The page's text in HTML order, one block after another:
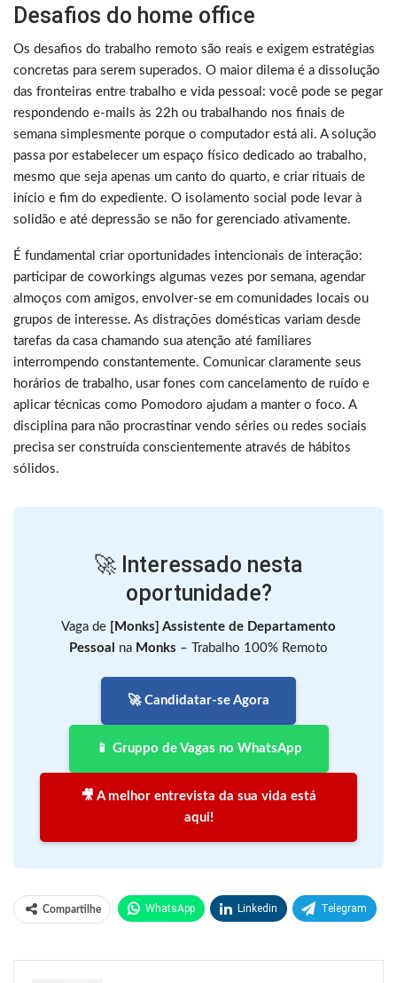
Desafios do home office
Os desafios do trabalho remoto são reais e exigem estratégias
concretas para serem superados. O maior dilema é a dissolução
das fronteiras entre trabalho e vida pessoal: você pode se pegar
respondendo e-mails às 22h ou trabalhando nos finais de
semana simplesmente porque o computador está ali. A solução
passa por estabelecer um espaço físico dedicado ao trabalho,
mesmo que seja apenas um canto do quarto, e criar rituais de
início e fim do expediente. O isolamento social pode levar à
solidão e até depressão se não for gerenciado ativamente.
É fundamental criar oportunidades intencionais de interação:
participar de coworkings algumas vezes por semana, agendar
almoços com amigos, envolver-se em comunidades locais ou
grupos de interesse. As distrações domésticas variam desde
tarefas da casa chamando sua atenção até familiares
interrompendo constantemente. Comunicar claramente seus
horários de trabalho, usar fones com cancelamento de ruído e
aplicar técnicas como Pomodoro ajudam a manter o foco. A
disciplina para não procrastinar vendo séries ou redes sociais
precisa ser construída conscientemente através de hábitos
sólidos.
🚀 Interessado nesta
oportunidade?
Vaga de [Monks] Assistente de Departamento
Pessoal
na Monks – Trabalho 100% Remoto
🚀 Candidatar-se Agora
📱 Gruppo de Vagas no WhatsApp
🎥 A melhor entrevista da sua vida está
aqui!
Compartilhe WhatsApp Linkedin Telegram